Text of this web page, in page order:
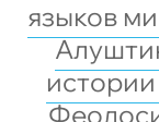
языков